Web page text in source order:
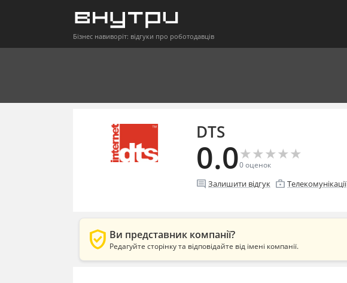
Бізнес навиворіт: відгуки про роботодавців
DTS
0.0★
★★
★★
★★
★★
★
0оценок
comment Залишити відгук enterprise Телекомунікації
verified_user Ви представник компанії?
Редагуйте сторінку та відповідайте від імені компанії.